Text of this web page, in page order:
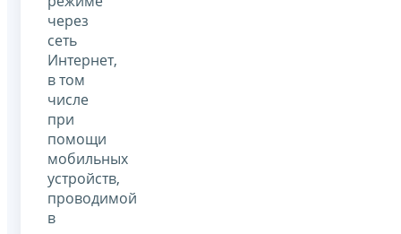
через
сеть
Интернет,
в том
числе
при
помощи
мобильных
устройств,
проводимой
в